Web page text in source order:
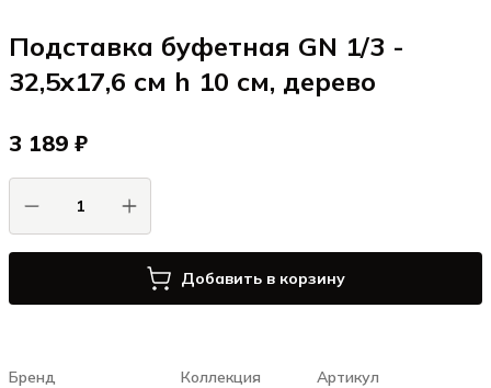
Подставка буфетная GN 1/3 -
32,5x17,6 см h 10 см, дерево
3 189 ₽
Добавить в корзину
Бренд Коллекция Артикул